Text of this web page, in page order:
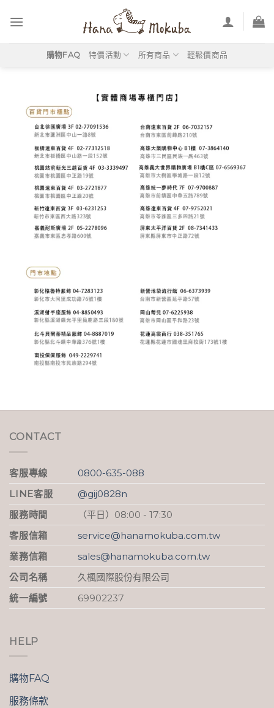
購物FAQ 特價活動 所有商品 輕鬆價商品
CONTACT
客服專線
0800-635-088
LINE客服
@gij0828n
服務時間
（平日）08:00 - 17:30
客服信箱
service@hanamokuba.com.tw
業務信箱
sales@hanamokuba.com.tw
公司名稱
久楓國際股份有限公司
統一編號
69902237
HELP
購物FAQ
服務條款